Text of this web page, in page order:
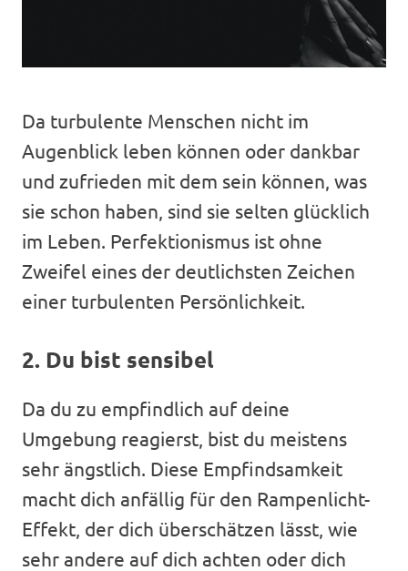
Da turbulente Menschen nicht im
Augenblick leben können oder dankbar
und zufrieden mit dem sein können, was
sie schon haben, sind sie selten glücklich
im Leben. Perfektionismus ist ohne
Zweifel eines der deutlichsten Zeichen
einer turbulenten Persönlichkeit.
2. Du bist sensibel
Da du zu empfindlich auf deine
Umgebung reagierst, bist du meistens
sehr ängstlich. Diese Empfindsamkeit
macht dich anfällig für den Rampenlicht-
Effekt, der dich überschätzen lässt, wie
sehr andere auf dich achten oder dich